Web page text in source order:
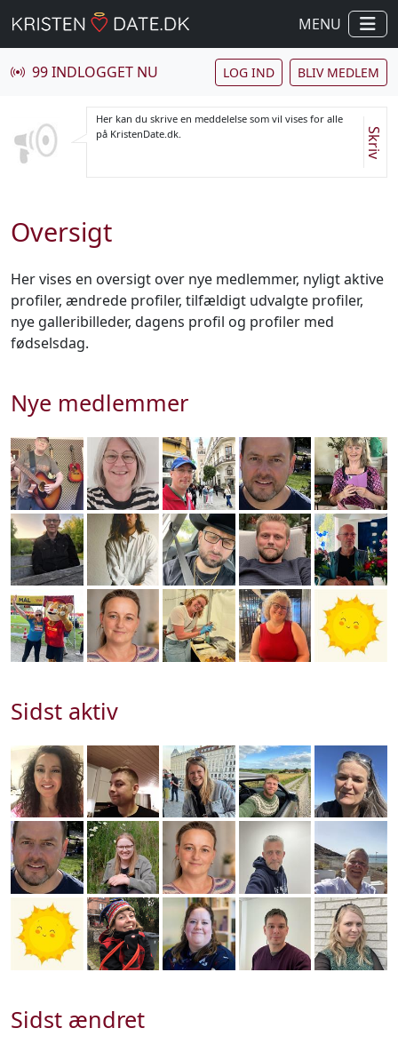
MENU
99 INDLOGGET NU LOG IND BLIV MEDLEM
Her kan du skrive en meddelelse som vil vises for alle
på KristenDate.dk.
Skriv
Oversigt
Her vises en oversigt over nye medlemmer, nyligt aktive
profiler, ændrede profiler, tilfældigt udvalgte profiler,
nye galleribilleder, dagens profil og profiler med
fødselsdag.
Nye medlemmer
Sidst aktiv
Sidst ændret